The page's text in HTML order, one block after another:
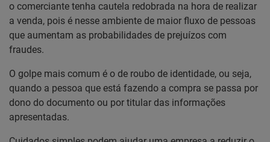
o comerciante tenha cautela redobrada na hora de realizar
a venda, pois é nesse ambiente de maior fluxo de pessoas
que aumentam as probabilidades de prejuízos com
fraudes.
O golpe mais comum é o de roubo de identidade, ou seja,
quando a pessoa que está fazendo a compra se passa por
dono do documento ou por titular das informações
apresentadas.